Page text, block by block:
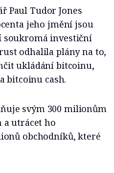
Paul Tudor Jones
jeho jmění jsou
soukromá investiční
odhalila plány na to,
ukládání bitcoinu,
bitcoinu cash.
svým 300 milionům
utrácet ho
obchodníků, které